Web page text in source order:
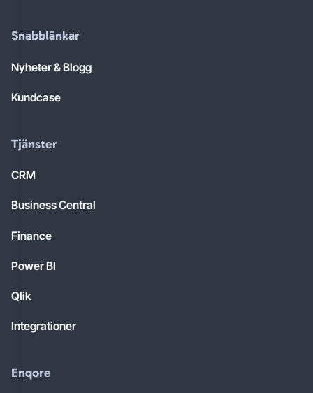
Snabblänkar
Nyheter & Blogg
Kundcase
Tjänster
CRM
Business Central
Finance
Power BI
Qlik
Integrationer
Enqore